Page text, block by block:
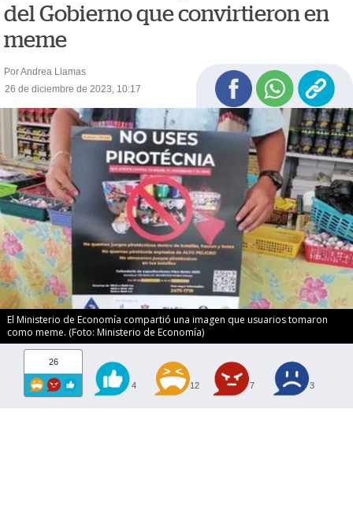
del Gobierno que convirtieron en
meme
Por Andrea Llamas
26 de diciembre de 2023, 10:17
El Ministerio de Economía compartió una imagen que usuarios tomaron
como meme. (Foto: Ministerio de Economía)
26
4 12 7 3